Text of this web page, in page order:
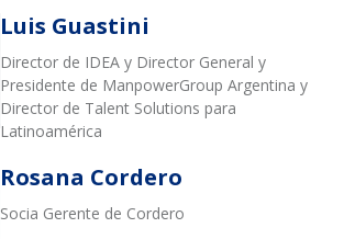
Luis Guastini
Director de IDEA y Director General y
Presidente de ManpowerGroup Argentina y
Director de Talent Solutions para
Latinoamérica
Rosana Cordero
Socia Gerente de Cordero